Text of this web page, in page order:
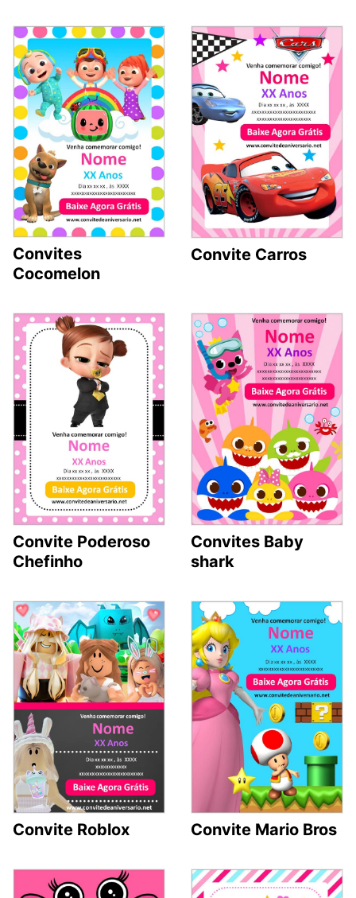
Convites
Cocomelon
Convite Carros
Convite Poderoso
Chefinho
Convites Baby
shark
Convite Roblox Convite Mario Bros